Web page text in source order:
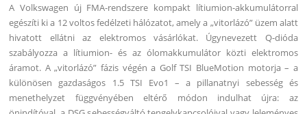
A Volkswagen új FMA-rendszere kompakt lítiumion-akkumulátorral
egészíti ki a 12 voltos fedélzeti hálózatot, amely a „vitorlázó” üzem alatt
hivatott ellátni az elektromos vásárlókat. Úgynevezett Q-dióda
szabályozza a lítiumion- és az ólomakkumulátor közti elektromos
áramot. A „vitorlázó” fázis végén a Golf TSI BlueMotion motorja – a
különösen gazdaságos 1.5 TSI Evo1 – a pillanatnyi sebesség és
menethelyzet függvényében eltérő módon indulhat újra: az